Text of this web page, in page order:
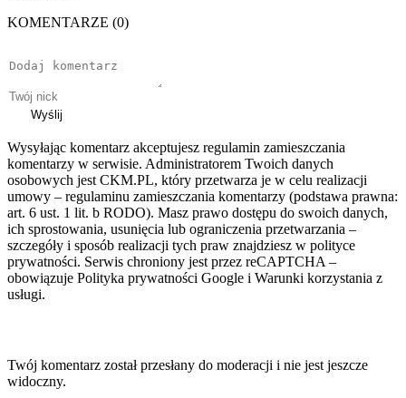
KOMENTARZE (0)
Wyślij
Wysyłając komentarz akceptujesz regulamin zamieszczania
komentarzy w serwisie. Administratorem Twoich danych
osobowych jest CKM.PL, który przetwarza je w celu realizacji
umowy – regulaminu zamieszczania komentarzy (podstawa prawna:
art. 6 ust. 1 lit. b RODO). Masz prawo dostępu do swoich danych,
ich sprostowania, usunięcia lub ograniczenia przetwarzania –
szczegóły i sposób realizacji tych praw znajdziesz w polityce
prywatności. Serwis chroniony jest przez reCAPTCHA –
obowiązuje Polityka prywatności Google i Warunki korzystania z
usługi.
Twój komentarz został przesłany do moderacji i nie jest jeszcze
widoczny.